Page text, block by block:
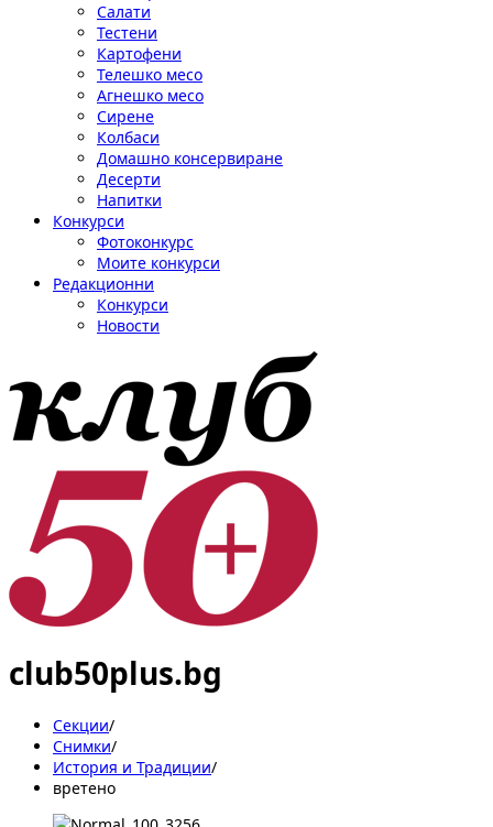
Салати
Тестени
Картофени
Телешко месо
Агнешко месо
Сирене
Колбаси
Домашно консервиране
Десерти
Напитки
Конкурси
Фотоконкурс
Моите конкурси
Редакционни
Конкурси
Новости
club50plus.bg
Секции/
Снимки/
История и Традиции/
вретено